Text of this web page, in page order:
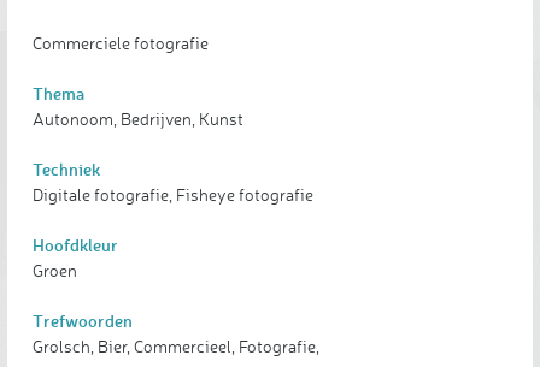
Commerciele fotografie
Thema
Autonoom, Bedrijven, Kunst
Techniek
Digitale fotografie, Fisheye fotografie
Hoofdkleur
Groen
Trefwoorden
Grolsch, Bier, Commercieel, Fotografie,